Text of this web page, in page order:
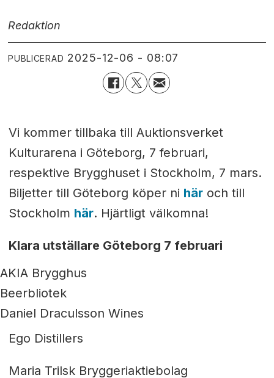
Redaktion
PUBLICERAD 2025-12-06 - 08:07
Vi kommer tillbaka till Auktionsverket
Kulturarena i Göteborg, 7 februari,
respektive Brygghuset i Stockholm, 7 mars.
Biljetter till Göteborg köper ni häroch till
Stockholm här. Hjärtligt välkomna!
Klara utställare Göteborg 7 februari
AKIA Brygghus
Beerbliotek
Daniel Draculsson Wines
Ego Distillers
Maria Trilsk Bryggeriaktiebolag